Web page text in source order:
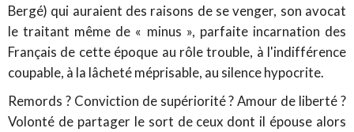
Bergé) qui auraient des raisons de se venger, son avocat
le traitant même de « minus », parfaite incarnation des
Français de cette époque au rôle trouble, à l'indifférence
coupable, à la lâcheté méprisable, au silence hypocrite.
Remords ? Conviction de supériorité ? Amour de liberté ?
Volonté de partager le sort de ceux dont il épouse alors